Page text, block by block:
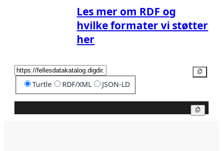
Les mer om RDF og
hvilke formater vi støtter
her
Turtle RDF/XML JSON-LD